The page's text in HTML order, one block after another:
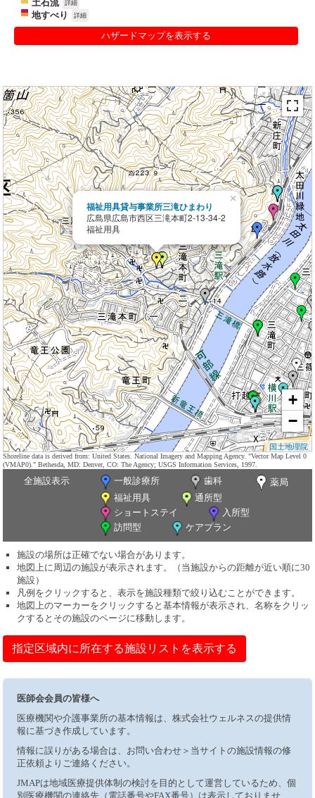
土石流 詳細
地すべり 詳細
ハザードマップを表示する
福祉用具貸与事業所三滝ひまわり
広島県広島市西区三滝本町2-13-34-2
福祉用具
×
+
−
国土地理院
Shoreline data is derived from: United States. National Imagery and Mapping Agency. "Vector Map Level 0
(VMAP0)." Bethesda, MD: Denver, CO: The Agency; USGS Information Services, 1997.
全施設表示 一般診療所 歯科
薬局
福祉用具
通所型
ショートステイ
入所型
訪問型
ケアプラン
施設の場所は正確でない場合があります。
地図上に周辺の施設が表示されます。（当施設からの距離が近い順に30
施設）
凡例をクリックすると、表示を施設種類で絞り込むことができます。
地図上のマーカーをクリックすると基本情報が表示され、名称をクリッ
クするとその施設のページに移動します。
指定区域内に所在する施設リストを表示する
医師会会員の皆様へ
医療機関や介護事業所の基本情報は、株式会社ウェルネスの提供情
報に基づき作成しています。
情報に誤りがある場合は、お問い合わせ＞当サイトの施設情報の修
正依頼よりご連絡ください。
JMAPは地域医療提供体制の検討を目的として運営しているため、個
別医療機関の連絡先（電話番号やFAX番号）は表示しておりませ